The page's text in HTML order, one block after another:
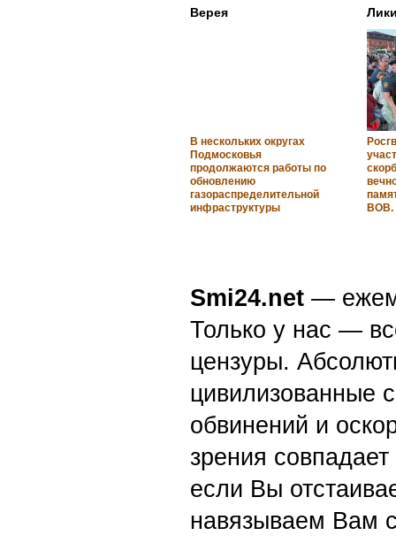
Верея
В нескольких округах
Подмосковья
продолжаются работы по
обновлению
газораспределительной
инфраструктуры
ВОВ.
Smi24.net —
Только у нас —
цензуры.
цивилизованные
обвинений и
зрения
если Вы
навязываем Вам